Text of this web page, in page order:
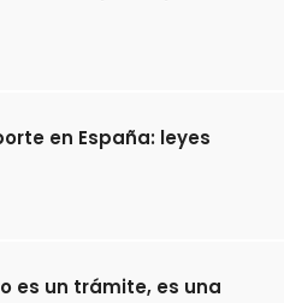
en España: leyes
es un trámite, es una